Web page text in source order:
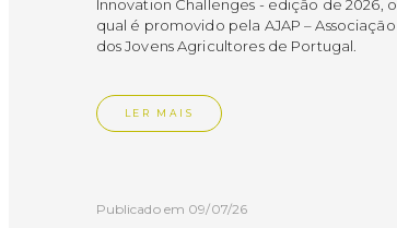
Innovation Challenges - edição de 2026, o
qual é promovido pela AJAP – Associação
dos Jovens Agricultores de Portugal.
LER MAIS
Publicado em 09/07/26